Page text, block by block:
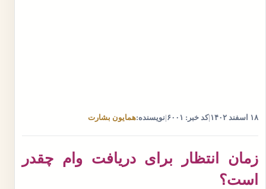
۱۸ اسفند ۱۴۰۲ |کد خبر: ۶۰۰۱ نویسنده:همایون بشارت
زمان انتظار برای دریافت وام چقدر
است؟